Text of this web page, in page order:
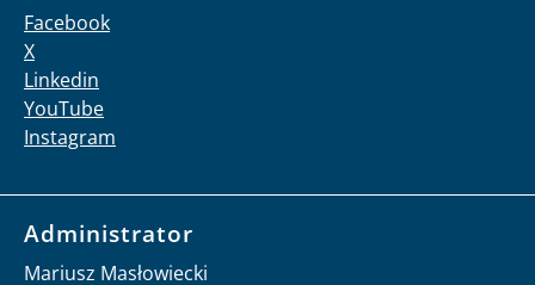
Facebook
X
Linkedin
YouTube
Instagram
Administrator
Mariusz Masłowiecki